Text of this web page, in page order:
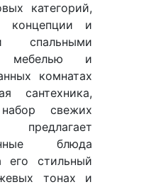
категорий,
концепции и
спальными
мебелью и
комнатах
сантехника,
свежих
предлагает
блюда
его стильный
тонах и